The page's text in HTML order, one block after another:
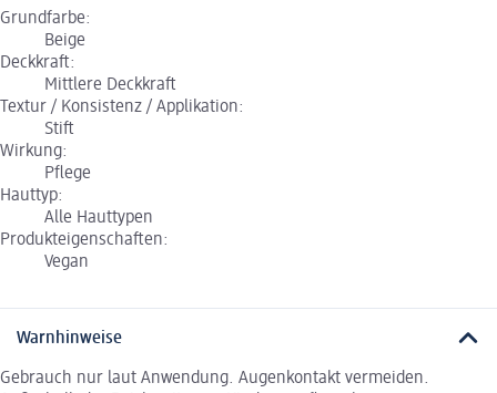
Grundfarbe:
Beige
Deckkraft:
Mittlere Deckkraft
Textur / Konsistenz / Applikation:
Stift
Wirkung:
Pflege
Hauttyp:
Alle Hauttypen
Produkteigenschaften:
Vegan
Warnhinweise
Gebrauch nur laut Anwendung. Augenkontakt vermeiden.